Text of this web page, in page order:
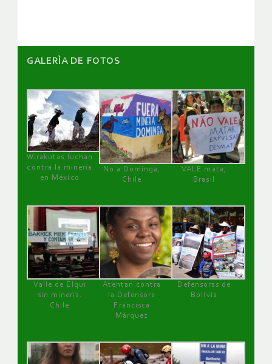
GALERÌA DE FOTOS
Wirakutas luchan
contra la minería
en México
No a Dominga,
Chile
VALE mata,
Brasil
Valle de Elqui
sin minería.
Chile
Atentan contra
la Defensora
Francisca
Márquez
Defensoras de
Bolivia